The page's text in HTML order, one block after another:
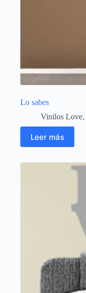
Lo sabes
Vinilos Love,
Leer más